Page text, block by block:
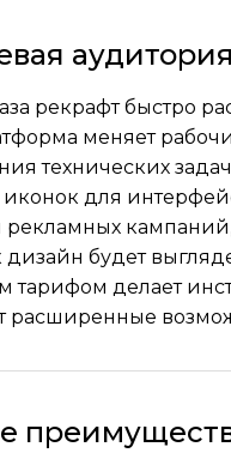
рекрафт быстро
меняет
технических
иконок для
рекламных
дизайн будет
делает
расширенные